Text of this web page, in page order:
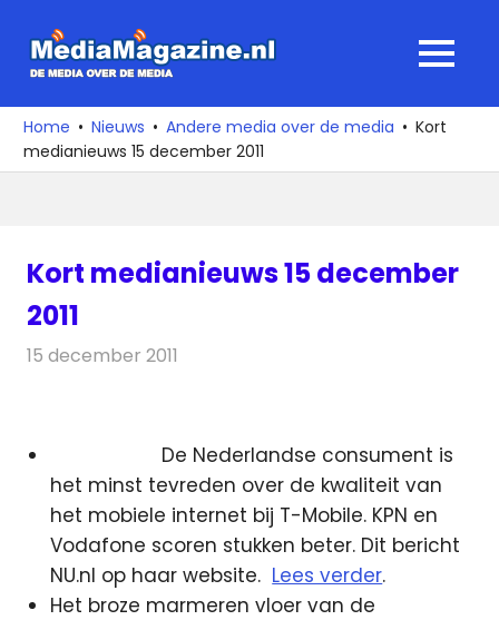
naar
media
over
de
MENU
Home Nieuws Andere media over de media
Kort
medianieuws 15 december 2011
Kort medianieuws 15 december
2011
15 december 2011
De Nederlandse consument is
het minst tevreden over de kwaliteit van
het mobiele internet bij T-Mobile. KPN en
Vodafone scoren stukken beter. Dit bericht
NU.nl op haar website. Lees verder.
Het broze marmeren vloer van de